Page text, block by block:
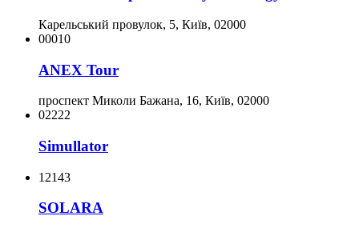
Карельський провулок, 5, Київ, 02000
00010
ANEX Tour
проспект Миколи Бажана, 16, Київ, 02000
02222
Simullator
12143
SOLARA